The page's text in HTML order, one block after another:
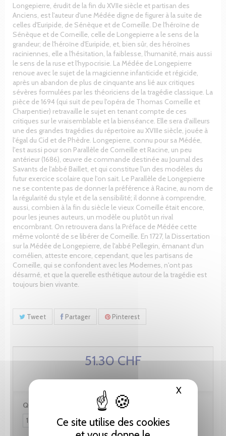
Ce site utilise des cookies
XMasquer
Longepierre, érudit de la fin du XVIIe siècle et partisan des
Anciens, est l'auteur d'une Médée digne de figurer à la suite de
celles d'Euripide, de Sénèque et de Corneille. De l'héroïne de
Sénèque et de Corneille, celle de Longepierre a le sens de la
grandeur; de l'héroïne d'Euripide, et, bien sûr, des héroïnes
raciniennes, elle a l'hésitation, la faiblesse, l'humanité, mais aussi
le sens de la ruse et l'hypocrisie. La Médée de Longepierre
renoue avec le sujet de la magicienne infanticide et régicide,
après un abandon de plus de cinquante ans lié aux critiques
sévères formulées par les théoriciens de la tragédie classique. La
pièce de 1694 (qui suit de peu l'opéra de Thomas Corneille et
Charpentier) retravaille le sujet en tenant compte de ces
critiques sur le vraisemblable et la bienséance. Elle sera d'ailleurs
une des grandes tragédies du répertoire au XVIIIe siècle, jouée à
l'égal du Cid et de Phèdre. Longepierre, connu pour sa Médée,
l'est aussi pour son Parallèle de Corneille et Racine, un peu
antérieur (1686), œuvre de commande destinée au Journal des
Savants de l'abbé Baillet, et qui constitue l'un des modèles du
futur exercice scolaire que l'on sait. Le Parallèle de Longepierre
ne se contente pas de donner la préférence à Racine, au nom de
la régularité du style et de la sensibilité; il donne à comprendre,
aussi, combien à la fin du siècle le vieux Corneille était encore,
pour les jeunes auteurs, un modèle ou plutôt un rival
encombrant. On retrouvera dans la Préface de Médée cette
même volonté de se libérer de Corneille. En 1727, la Dissertation
sur la Médée de Longepierre, de l'abbé Pellegrin, émanant d'un
cornélien, atteste encore, cependant, que les partisans de
Corneille, qui se confondent avec les Modernes, n'ont pas
désarmé, et que la querelle esthétique autour de la tragédie est
toujours bien vivante.
Tweet Partager Pinterest
51.30 CHF
Quantité :